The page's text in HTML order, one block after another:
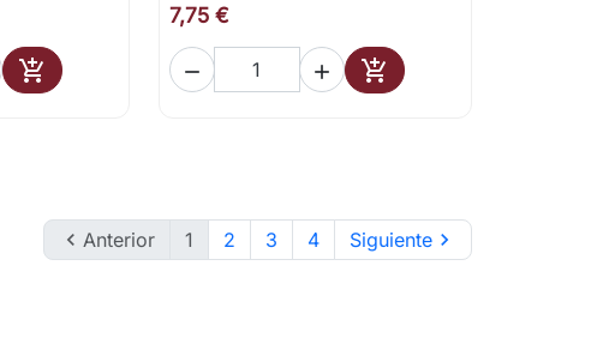

Añadir al carrito
7,75 €
  
Añadir al carrito
 Anterior 1 2 3 4 Siguiente